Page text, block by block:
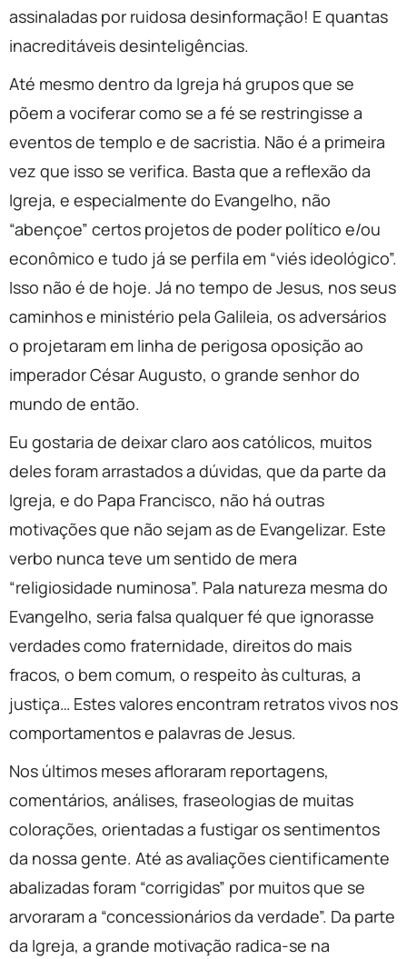
assinaladas por ruidosa desinformação! E quantas
inacreditáveis desinteligências.
Até mesmo dentro da Igreja há grupos que se
põem a vociferar como se a fé se restringisse a
eventos de templo e de sacristia. Não é a primeira
vez que isso se verifica. Basta que a reflexão da
Igreja, e especialmente do Evangelho, não
“abençoe” certos projetos de poder político e/ou
econômico e tudo já se perfila em “viés ideológico”.
Isso não é de hoje. Já no tempo de Jesus, nos seus
caminhos e ministério pela Galileia, os adversários
o projetaram em linha de perigosa oposição ao
imperador César Augusto, o grande senhor do
mundo de então.
Eu gostaria de deixar claro aos católicos, muitos
deles foram arrastados a dúvidas, que da parte da
Igreja, e do Papa Francisco, não há outras
motivações que não sejam as de Evangelizar. Este
verbo nunca teve um sentido de mera
“religiosidade numinosa”. Pala natureza mesma do
Evangelho, seria falsa qualquer fé que ignorasse
verdades como fraternidade, direitos do mais
fracos, o bem comum, o respeito às culturas, a
justiça… Estes valores encontram retratos vivos nos
comportamentos e palavras de Jesus.
Nos últimos meses afloraram reportagens,
comentários, análises, fraseologias de muitas
colorações, orientadas a fustigar os sentimentos
da nossa gente. Até as avaliações cientificamente
abalizadas foram “corrigidas” por muitos que se
arvoraram a “concessionários da verdade”. Da parte
da Igreja, a grande motivação radica-se na